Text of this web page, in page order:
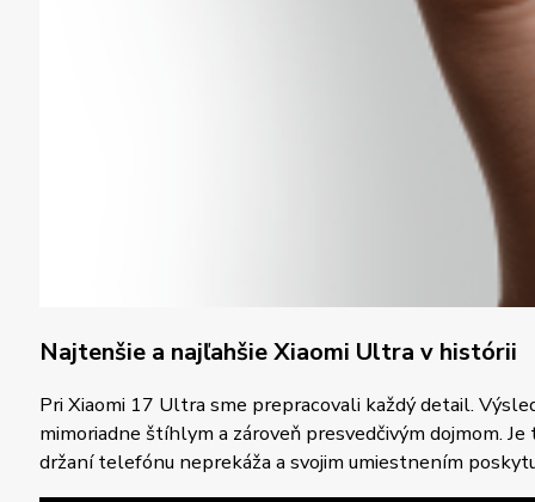
Najtenšie a najľahšie Xiaomi Ultra v histórii
Pri Xiaomi 17 Ultra sme prepracovali každý detail.
mimoriadne štíhlym a zároveň presvedčivým dojmom.
držaní telefónu neprekáža a svojim umiestnením